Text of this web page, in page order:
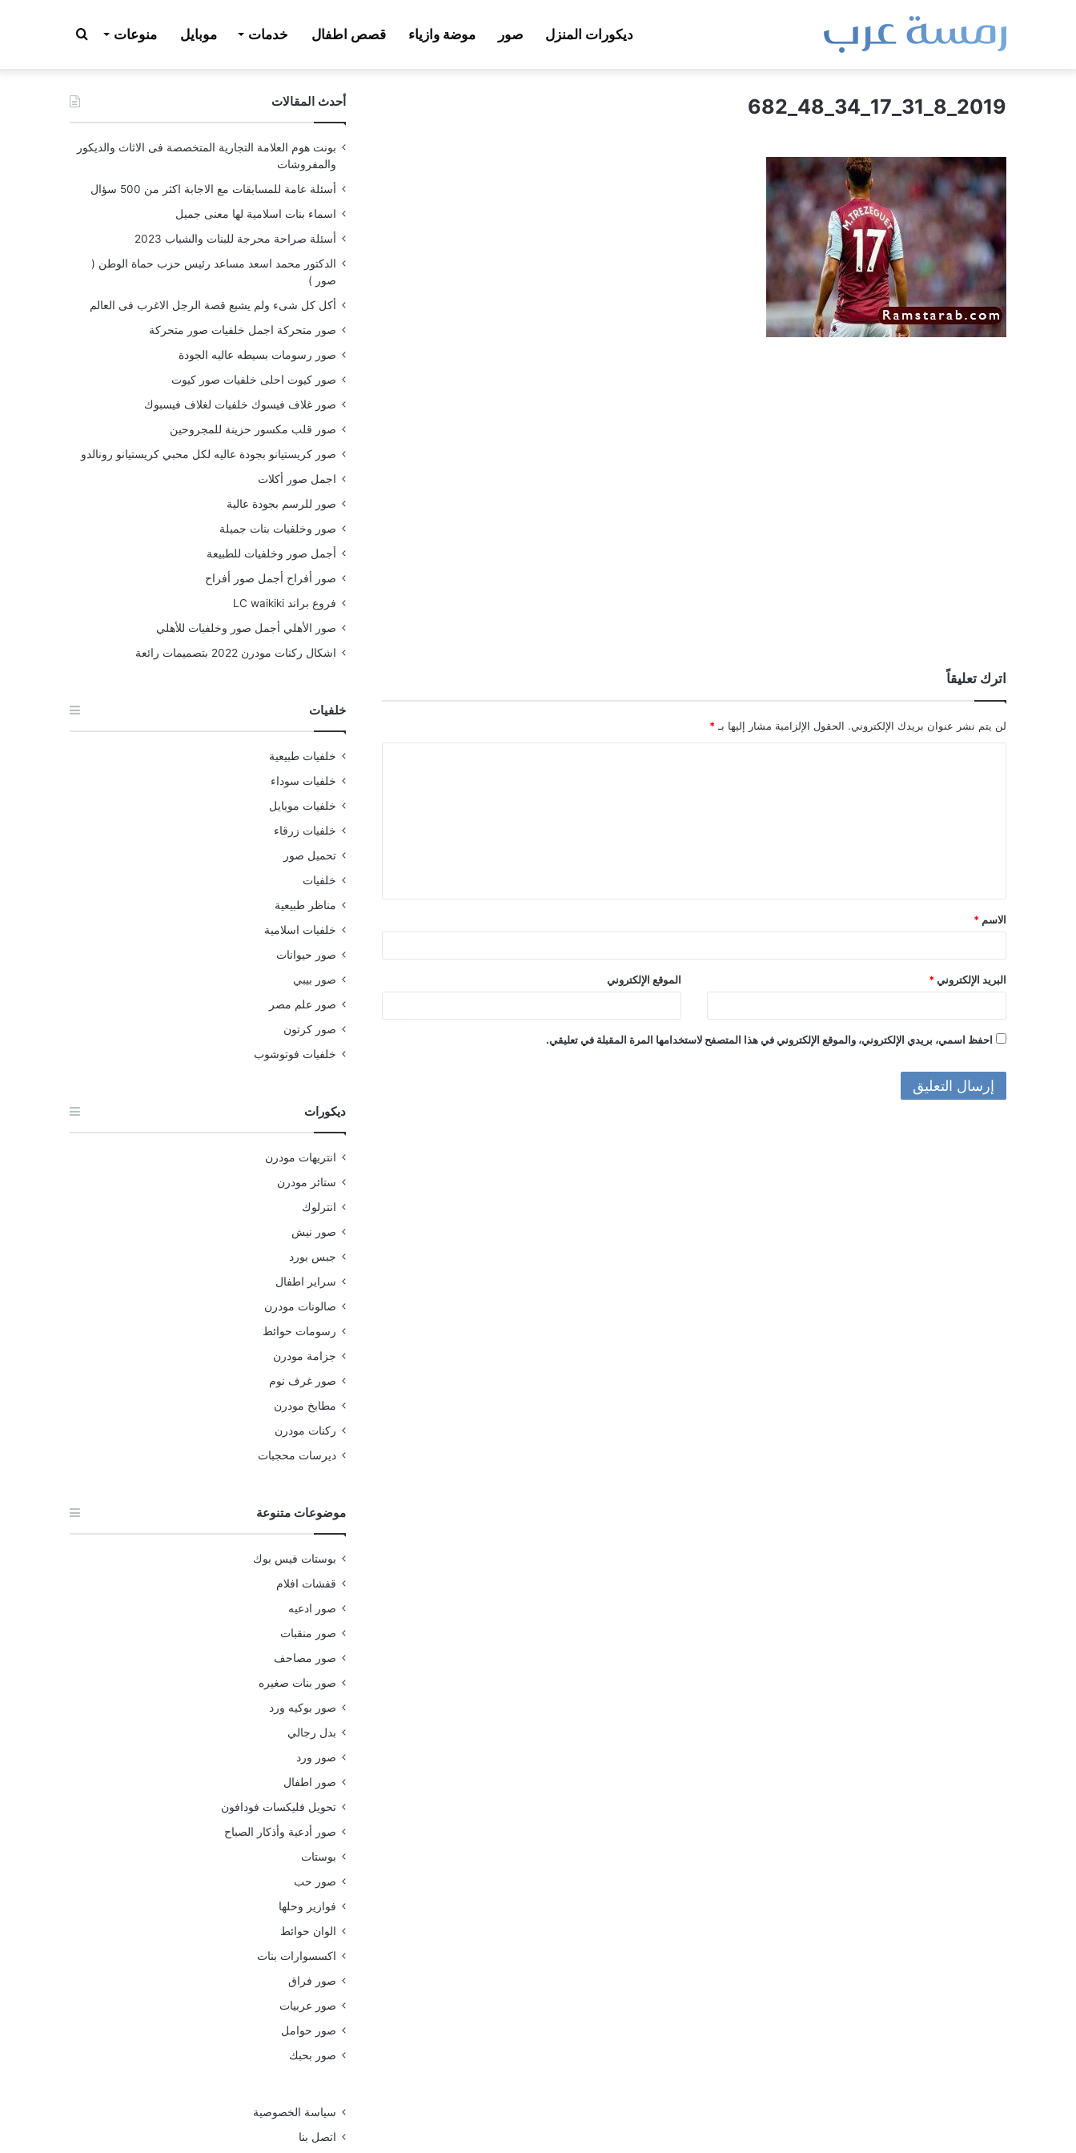
ديكورات المنزل صور موضة وازياء قصص اطفال خدمات موبايل منوعات بحث
عن 2019_8_31_17_34_48_682
اترك تعليقاً
لن يتم نشر عنوان بريدك الإلكتروني. الحقول الإلزامية مشار إليها بـ *
ق
*
الاسم *
البريد الإلكتروني * الموقع الإلكتروني
احفظ اسمي، بريدي الإلكتروني، والموقع الإلكتروني في هذا المتصفح لاستخدامها المرة المقبلة في تعليقي.
أحدث المقالات
بونت هوم العلامة التجارية المتخصصة فى الاثاث والديكور
والمفروشات
أسئلة عامة للمسابقات مع الاجابة اكثر من 500 سؤال
اسماء بنات اسلامية لها معنى جميل
أسئلة صراحة محرجة للبنات والشباب 2023
الدكتور محمد اسعد مساعد رئيس حزب حماة الوطن (
صور )
أكل كل شىء ولم يشبع قصة الرجل الاغرب فى العالم
صور متحركة اجمل خلفيات صور متحركة
صور رسومات بسيطه عاليه الجودة
صور كيوت احلى خلفيات صور كيوت
صور غلاف فيسوك خلفيات لغلاف فيسبوك
صور قلب مكسور حزينة للمجروحين
صور كريستيانو بجودة عاليه لكل محبي كريستيانو رونالدو
اجمل صور أكلات
صور للرسم بجودة عالية
صور وخلفيات بنات جميلة
أجمل صور وخلفيات للطبيعة
صور أفراح أجمل صور أفراح
فروع براند LC waikiki
صور الأهلي أجمل صور وخلفيات للأهلي
اشكال ركنات مودرن 2022 بتصميمات رائعة
خلفيات
خلفيات طبيعية
خلفيات سوداء
خلفيات موبايل
خلفيات زرقاء
تحميل صور
خلفيات
مناظر طبيعية
خلفيات اسلامية
صور حيوانات
صور بيبي
صور علم مصر
صور كرتون
خلفيات فوتوشوب
ديكورات
انتريهات مودرن
ستائر مودرن
انترلوك
صور نيش
جبس بورد
سراير اطفال
صالونات مودرن
رسومات حوائط
جزامة مودرن
صور غرف نوم
مطابخ مودرن
ركنات مودرن
ديرسات محجبات
موضوعات متنوعة
بوستات فيس بوك
قفشات افلام
صور ادعيه
صور منقبات
صور مصاحف
صور بنات صغيره
صور بوكيه ورد
بدل رجالي
صور ورد
صور اطفال
تحويل فليكسات فودافون
صور أدعية وأذكار الصباح
بوستات
صور حب
فوازير وحلها
الوان حوائط
اكسسوارات بنات
صور فراق
صور عربيات
صور حوامل
صور بحبك
سياسة الخصوصية
اتصل بنا